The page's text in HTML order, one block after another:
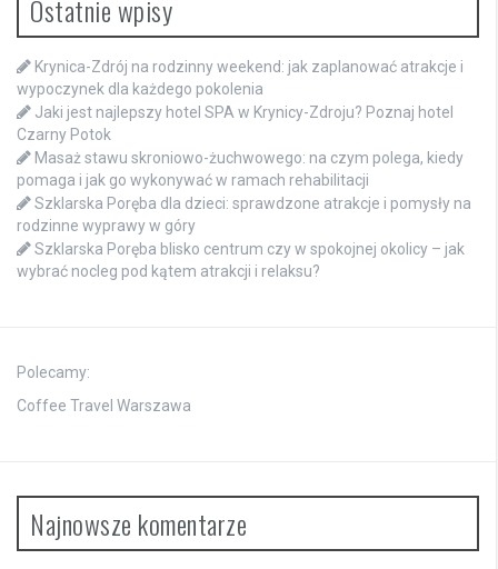
Ostatnie wpisy
Krynica-Zdrój na rodzinny weekend: jak zaplanować atrakcje i
wypoczynek dla każdego pokolenia
Jaki jest najlepszy hotel SPA w Krynicy-Zdroju? Poznaj hotel
Czarny Potok
Masaż stawu skroniowo-żuchwowego: na czym polega, kiedy
pomaga i jak go wykonywać w ramach rehabilitacji
Szklarska Poręba dla dzieci: sprawdzone atrakcje i pomysły na
rodzinne wyprawy w góry
Szklarska Poręba blisko centrum czy w spokojnej okolicy – jak
wybrać nocleg pod kątem atrakcji i relaksu?
Polecamy:
Coffee Travel Warszawa
Najnowsze komentarze